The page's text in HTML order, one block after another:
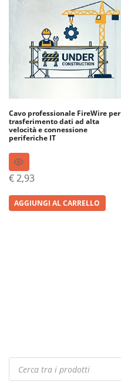
Cavo professionale FireWire per
trasferimento dati ad alta
velocità e connessione
periferiche IT
€2,93
AGGIUNGI AL CARRELLO
Products
search